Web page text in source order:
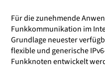
Für die zunehmende
Funkkommunikation im
Grundlage neuester
flexible und generische
Funkknoten entwickelt